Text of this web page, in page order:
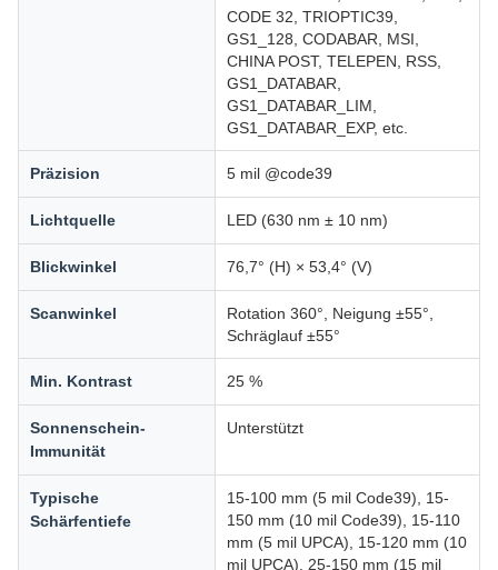
CODE 32, TRIOPTIC39,
GS1_128, CODABAR, MSI,
CHINA POST, TELEPEN, RSS,
GS1_DATABAR,
GS1_DATABAR_LIM,
GS1_DATABAR_EXP, etc.
Präzision 5 mil @code39
Lichtquelle LED (630 nm ± 10 nm)
Blickwinkel 76,7° (H) × 53,4° (V)
Scanwinkel
Rotation 360°, Neigung ±55°,
Schräglauf ±55°
Min. Kontrast 25 %
Sonnenschein-
Immunität
Unterstützt
Typische
Schärfentiefe
15-100 mm (5 mil Code39), 15-
150 mm (10 mil Code39), 15-110
mm (5 mil UPCA), 15-120 mm (10
mil UPCA), 25-150 mm (15 mil